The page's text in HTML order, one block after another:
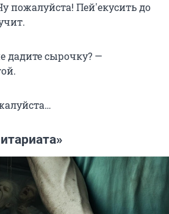
пожалуйста! Пей'екусить до
дадите сырочку? —